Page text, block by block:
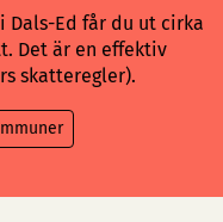
Dals-Ed får du ut cirka
Det är en effektiv
skatteregler).